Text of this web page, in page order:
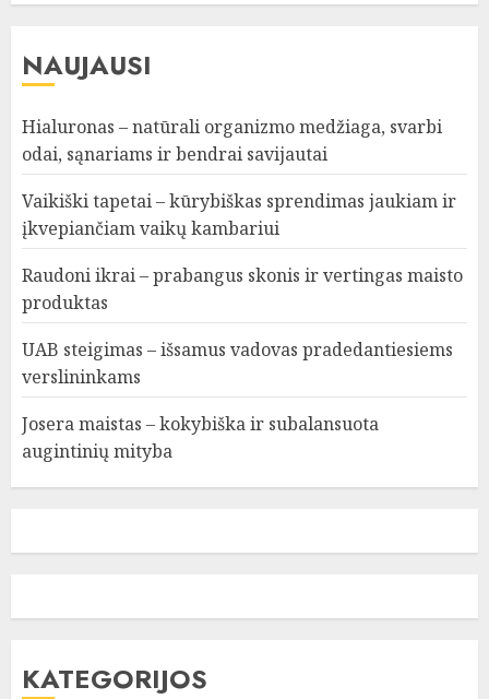
NAUJAUSI
Hialuronas – natūrali organizmo medžiaga, svarbi
odai, sąnariams ir bendrai savijautai
Vaikiški tapetai – kūrybiškas sprendimas jaukiam ir
įkvepiančiam vaikų kambariui
Raudoni ikrai – prabangus skonis ir vertingas maisto
produktas
UAB steigimas – išsamus vadovas pradedantiesiems
verslininkams
Josera maistas – kokybiška ir subalansuota
augintinių mityba
KATEGORIJOS